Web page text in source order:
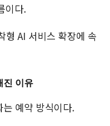
이다.
형 AI 서비스 확장에 속
진 이유
예약 방식이다.